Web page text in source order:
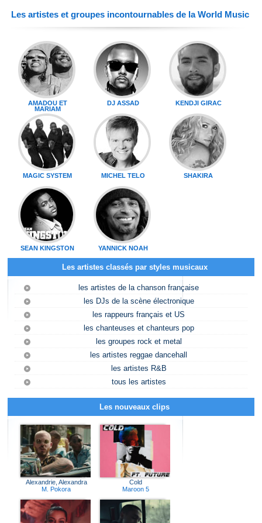
Les artistes et groupes incontournables de la World Music
AMADOU ET
MARIAM
DJ ASSAD KENDJI GIRAC
MAGIC SYSTEM MICHEL TELO SHAKIRA
SEAN KINGSTON YANNICK NOAH
Les artistes classés par styles musicaux
les artistes de la chanson française
les DJs de la scène électronique
les rappeurs français et US
les chanteuses et chanteurs pop
les groupes rock et metal
les artistes reggae dancehall
les artistes R&B
tous les artistes
Les nouveaux clips
Alexandrie, Alexandra
M. Pokora
Cold
Maroon 5